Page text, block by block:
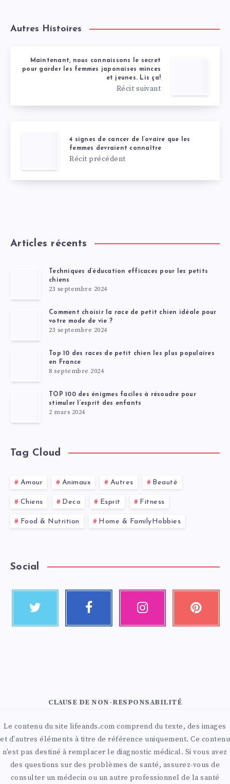
Autres Histoires
Maintenant, nous connaissons le secret
pour garder les femmes japonaises minces
et jeunes. Lis ça!
Récit suivant
4 signes de cancer de l’ovaire que les
femmes devraient connaître
Récit précédent
Articles récents
Techniques d’éducation efficaces pour les petits
chiens
23 septembre 2024
Comment choisir la race de petit chien idéale pour
votre mode de vie ?
23 septembre 2024
Top 10 des races de petit chien les plus populaires
en France
8 septembre 2024
TOP 100 des énigmes faciles à résoudre pour
stimuler l’esprit des enfants
2 mars 2024
Tag Cloud
Amour Animaux Autres Beauté
Chiens Deco Esprit Fitness
Food & Nutrition Home & FamilyHobbies
Social
CLAUSE DE NON-RESPONSABILITÉ
Le contenu du site lifeands.com comprend du texte, des images
et d'autres éléments à titre de référence uniquement. Ce contenu
n'est pas destiné à remplacer le diagnostic médical. Si vous avez
des questions sur des problèmes de santé, assurez-vous de
consulter un médecin ou un autre professionnel de la santé